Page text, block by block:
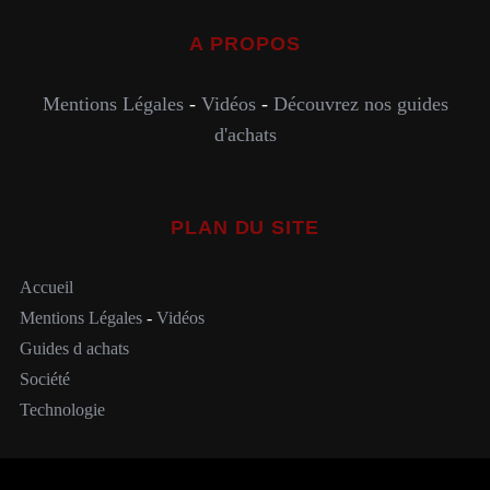
A PROPOS
Mentions Légales- Vidéos- Découvrez nos guides
d'achats
PLAN DU SITE
Accueil
Mentions Légales- Vidéos
Guides d achats
Société
Technologie